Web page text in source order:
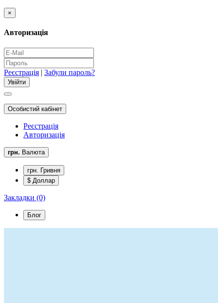
×
Авторизація
Реєстрація | Забули пароль?
Особистий кабінет
Реєстрація
Авторизація
грн. Валюта
грн. Гривня
$ Доллар
Закладки (0)
Блог